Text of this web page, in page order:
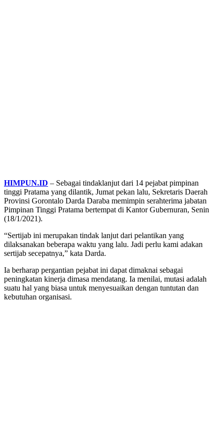
HIMPUN.ID – Sebagai tindaklanjut dari 14 pejabat pimpinan
tinggi Pratama yang dilantik, Jumat pekan lalu, Sekretaris Daerah
Provinsi Gorontalo Darda Daraba memimpin serahterima jabatan
Pimpinan Tinggi Pratama bertempat di Kantor Gubernuran, Senin
(18/1/2021).
“Sertijab ini merupakan tindak lanjut dari pelantikan yang
dilaksanakan beberapa waktu yang lalu. Jadi perlu kami adakan
sertijab secepatnya,” kata Darda.
Ia berharap pergantian pejabat ini dapat dimaknai sebagai
peningkatan kinerja dimasa mendatang. Ia menilai, mutasi adalah
suatu hal yang biasa untuk menyesuaikan dengan tuntutan dan
kebutuhan organisasi.